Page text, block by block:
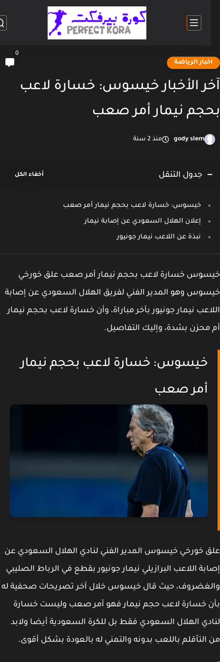
الرياضة
الأخبار خيسوس: خسارة لاعب
نيمار أمر صعب
gody slem منذ 2 سنة
جدول التنقل
خيسوس: خسارة لاعب بحجم نيمار أمر صعب
إعلان الهلال السعودي عن إصابة نيمار
نبذة عن اللاعب نيمار جونيور
خسارة لاعب بحجم نيمار أمر صعب علق خورخي
وهو المدير الفني لفريق الهلال السعودي عن إصابة
نيمار جونيور بآخر مباراة، وأن خسارة لاعب بحجم نيمار
محزن بشدة، وإليك التفاصيل.
خيسوس: خسارة لاعب بحجم نيمار
أمر صعب
خورخي خيسوس المدير الفني لنادي الهلال السعودي عن
اللاعب البرازيلي نيمار جونيور بقطع في الرباط الصليبي
حيث قال خيسوس خلال آخر تصريحات صحفية له
خسارة لاعب حجم نيمار فهو أمر صعب وليست خسارة
الهلال السعودي فقط بل للكرة السعودية أيضا ولابد
التأقلم باللعب بدونه والتمني له بالعودة بشكل أقوى.